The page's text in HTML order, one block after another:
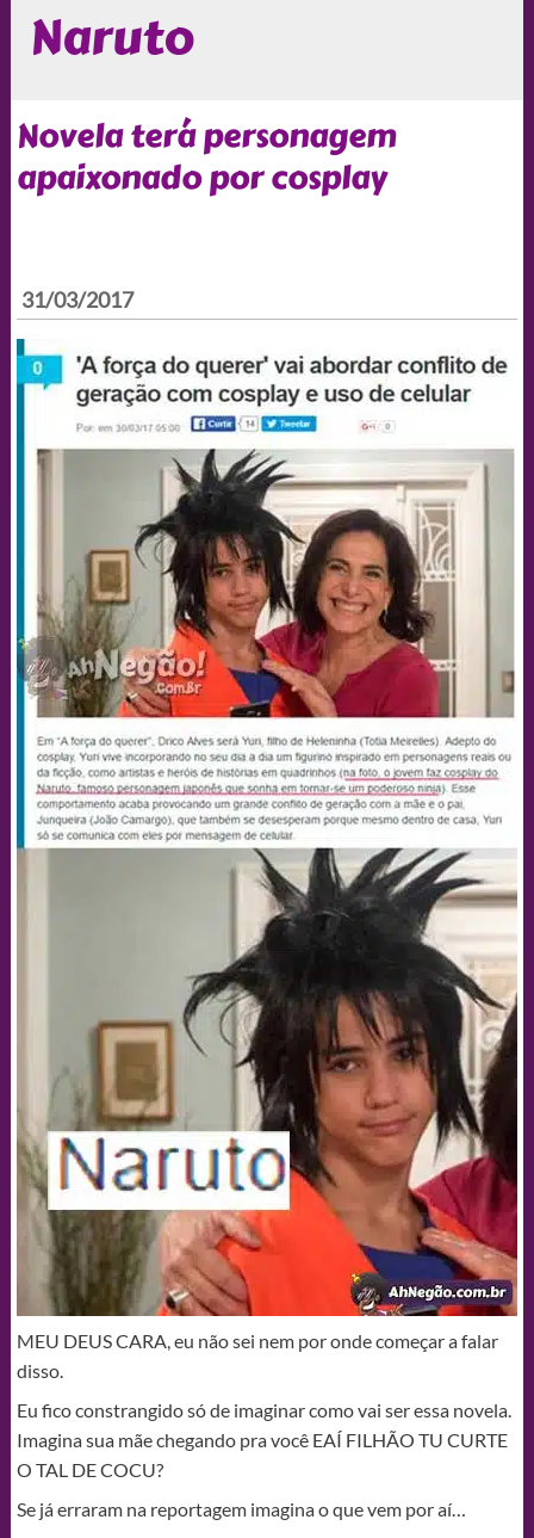
Naruto
Novela terá personagem
apaixonado por cosplay
31/03/2017
MEU DEUS CARA, eu não sei nem por onde começar a falar
disso.
Eu fico constrangido só de imaginar como vai ser essa novela.
Imagina sua mãe chegando pra você EAÍ FILHÃO TU CURTE
O TAL DE COCU?
Se já erraram na reportagem imagina o que vem por aí…